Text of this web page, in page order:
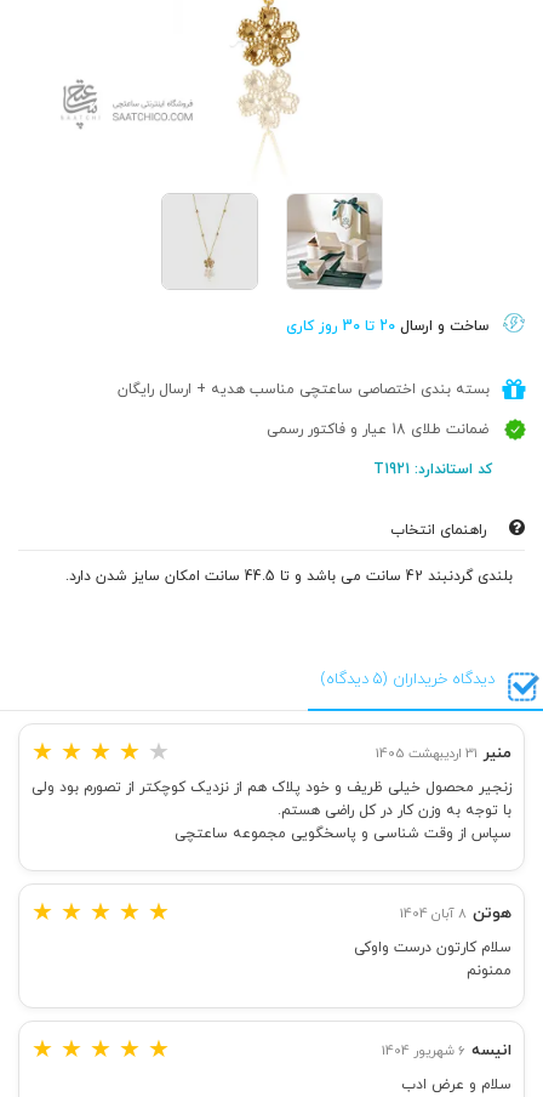
ساخت و ارسال 20 تا 30 روز کاری
بسته بندی اختصاصی ساعتچی مناسب هدیه + ارسال رایگان
ضمانت طلای 18 عیار و فاکتور رسمی
کد استاندارد: T1921
راهنمای انتخاب
بلندی گردنبند 42 سانت می باشد و تا 44.5 سانت امکان سایز شدن دارد.
دیدگاه خریداران (5 دیدگاه)
منیر 31 اردیبهشت 1405 ★ ★ ★ ★ ★
زنجیر محصول خیلی ظریف و خود پلاک هم از نزدیک کوچکتر از تصورم بود ولی
با توجه به وزن کار در کل راضی هستم.
سپاس از وقت شناسی و پاسخگویی مجموعه ساعتچی
هوتن 8 آبان 1404 ★ ★ ★ ★ ★
سلام کارتون درست واوکی
ممنونم
انیسه 6 شهریور 1404 ★ ★ ★ ★ ★
سلام و عرض ادب